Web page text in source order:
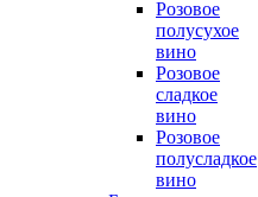
Розовое
полусухое
вино
Розовое
сладкое
вино
Розовое
полусладкое
вино